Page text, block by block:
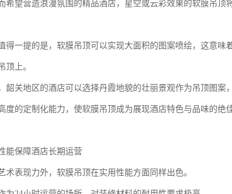
希望营造浪漫氛围的精品酒店，星空或云彩效果的软膜吊顶
得一提的是，软膜吊顶可以实现大面积的图案喷绘，这意
顶上。
韶关地区的酒店可以选择丹霞地貌的壮丽景观作为吊顶图案
度的定制化能力，使软膜吊顶成为展现酒店特色与品味的绝
能保障酒店长期运营
术表现力外，软膜吊顶在实用性能方面同样出色。